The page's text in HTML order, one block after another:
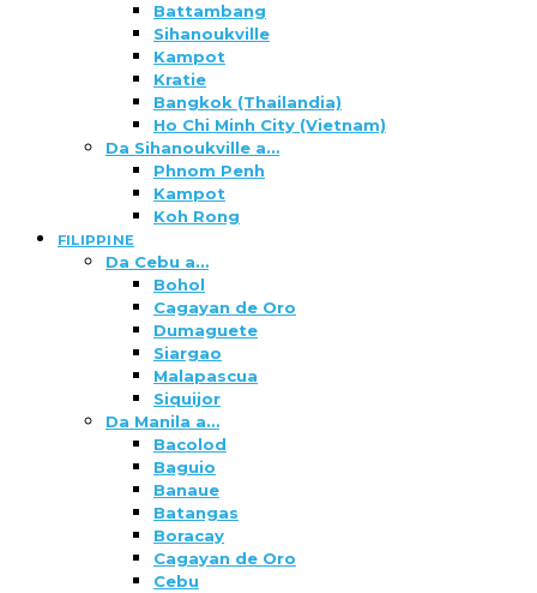
Battambang
Sihanoukville
Kampot
Kratie
Bangkok (Thailandia)
Ho Chi Minh City (Vietnam)
Da Sihanoukville a…
Phnom Penh
Kampot
Koh Rong
FILIPPINE
Da Cebu a…
Bohol
Cagayan de Oro
Dumaguete
Siargao
Malapascua
Siquijor
Da Manila a…
Bacolod
Baguio
Banaue
Batangas
Boracay
Cagayan de Oro
Cebu